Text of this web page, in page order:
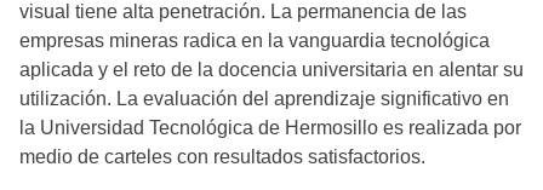
visual tiene alta penetración. La permanencia de las
empresas mineras radica en la vanguardia tecnológica
aplicada y el reto de la docencia universitaria en alentar su
utilización. La evaluación del aprendizaje significativo en
la Universidad Tecnológica de Hermosillo es realizada por
medio de carteles con resultados satisfactorios.